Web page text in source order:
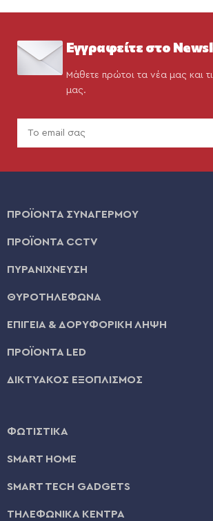
Εγγραφείτε στο
Μάθετε πρώτοι τα νέα μας και
μας.
ΠΡΟΪΟΝΤΑ ΣΥΝΑΓΕΡΜΟΥ
ΠΡΟΪΟΝΤΑ CCTV
ΠΥΡΑΝΙΧΝΕΥΣΗ
ΘΥΡΟΤΗΛΕΦΩΝΑ
ΕΠΙΓΕΙΑ & ΔΟΡΥΦΟΡΙΚΗ ΛΗΨΗ
ΠΡΟΪΟΝΤΑ LED
ΔΙΚΤΥΑΚΟΣ ΕΞΟΠΛΙΣΜΟΣ
ΦΩΤΙΣΤΙΚΑ
SMART HOME
SMART TECH GADGETS
ΤΗΛΕΦΩΝΙΚΑ ΚΕΝΤΡΑ